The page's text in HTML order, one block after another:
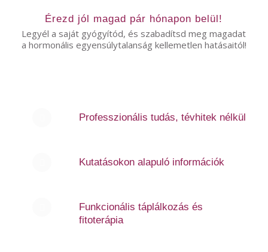
Érezd jól magad pár hónapon belül!
Legyél a saját gyógyítód, és szabadítsd meg magadat
a hormonális egyensúlytalanság kellemetlen hatásaitól!
Professzionális tudás, tévhitek nélkül
Kutatásokon alapuló információk
Funkcionális táplálkozás és
fitoterápia